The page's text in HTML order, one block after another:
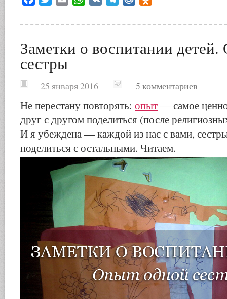
Заметки о воспитании
сестры
25 января 2016 5 комментариев
Не перестану повторять: опыт— самое
друг с другом поделиться (после
И я убеждена — каждой из нас с вами,
поделиться с остальными. Читаем.